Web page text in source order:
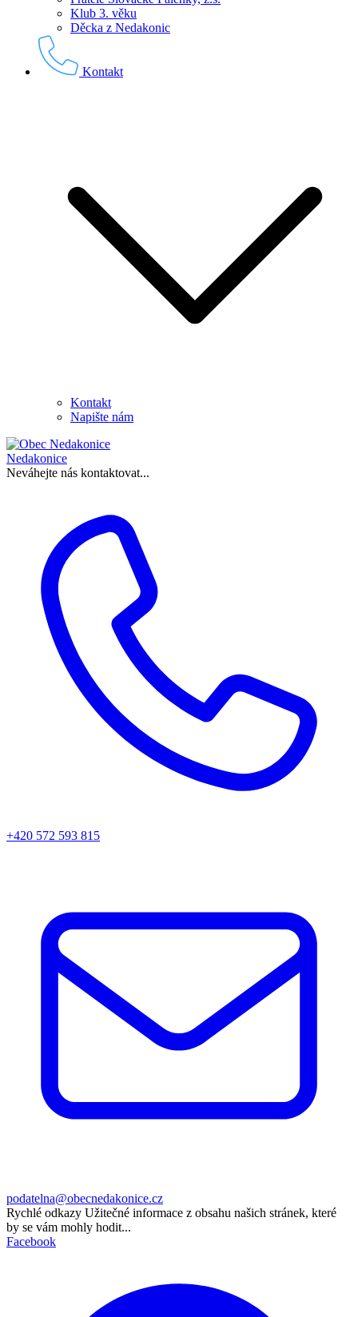
Klub 3. věku
Děcka z Nedakonic
Kontakt
Kontakt
Napište nám
Nedakonice
Neváhejte nás kontaktovat...
+420 572 593 815
podatelna@obecnedakonice.cz
Rychlé odkazy Užitečné informace z obsahu našich stránek, které
by se vám mohly hodit...
Facebook